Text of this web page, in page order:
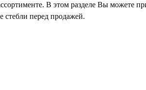
В этом разделе Вы можете
стебли перед продажей.